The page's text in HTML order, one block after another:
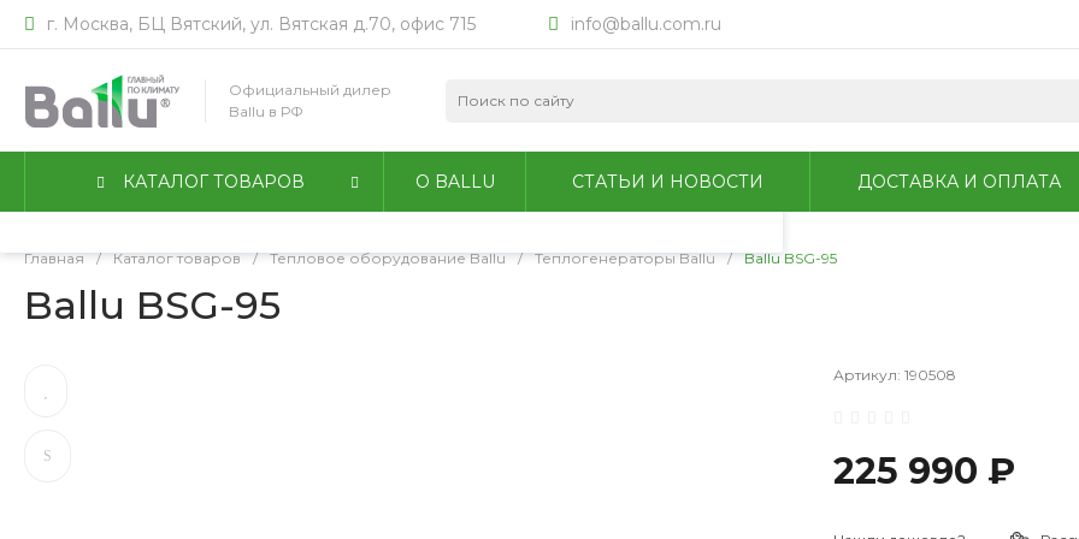
работы сайта. Оставаясь на сайте, вы соглашаетесь с
конфиденциальности.
Принимаю Подробнее
г. Москва, БЦ Вятский, ул. Вятская д.70, офис 715 info@ballu.com.ru
Официальный дилер
Ballu в РФ
КАТАЛОГ ТОВАРОВ О BALLU СТАТЬИ И НОВОСТИ ДОСТАВКА И ОПЛАТА
Главная / Каталог товаров / Тепловое оборудование Ballu / Теплогенераторы Ballu / Ballu BSG-95
Ballu BSG-95
Артикул: 190508
225 990 ₽